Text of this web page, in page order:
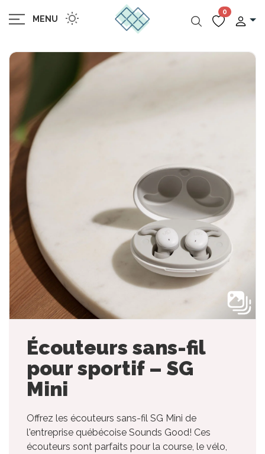
MENU
0
Écouteurs sans-fil
pour sportif – SG
Mini
Offrez les écouteurs sans-fil SG Mini de
l'entreprise québécoise Sounds Good! Ces
écouteurs sont parfaits pour la course, le vélo,